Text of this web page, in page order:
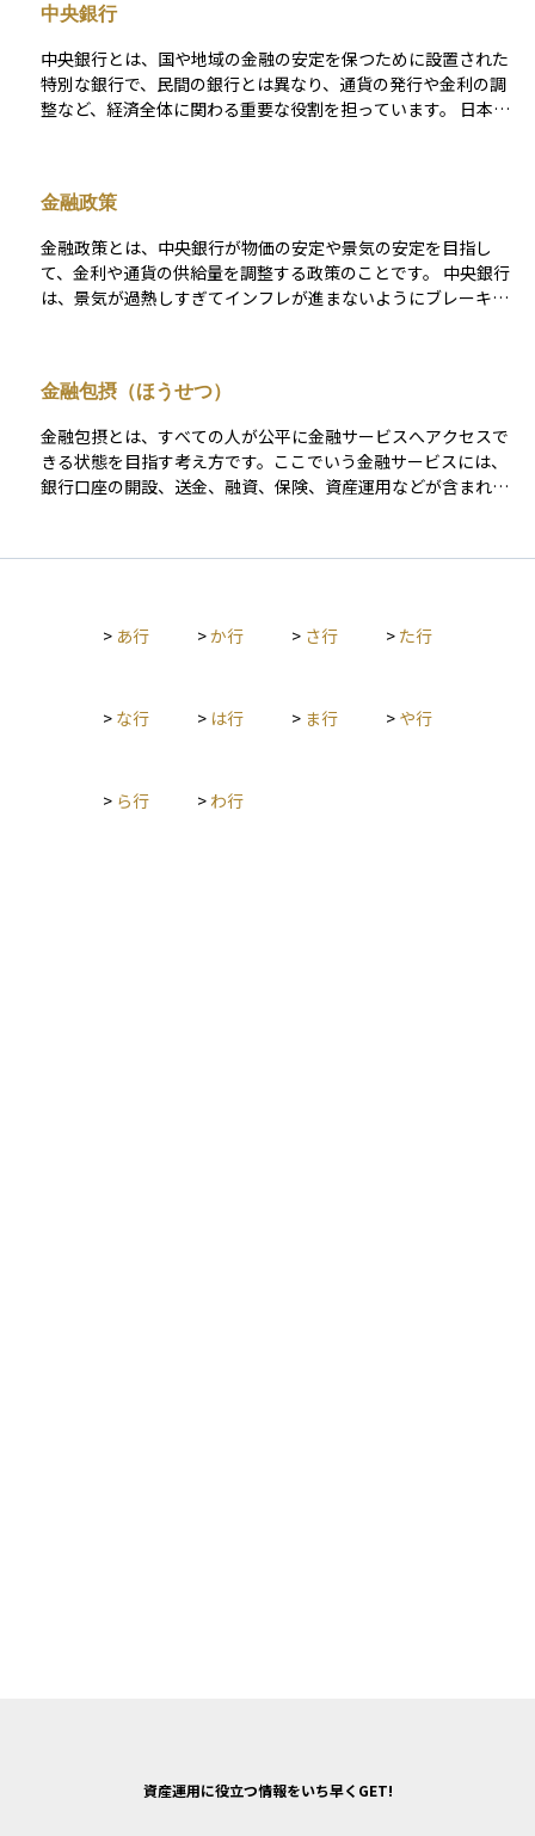
るトークンは法的に一定の規制下に置かれています。たとえ
ば、暗号資産交換業者には登録制が課され、ユーザー保護やマ
ネーロンダリング防止の観点からの監督も強化されています。
資産としての取り扱いについては、税務上は原則「雑所得」と
して扱われ、短期売買による利益も総合課税の対象となりま
資金移動のほか、価格変動を狙った投資対象としての側面が大
その一方で、価格の急激な変動、ハッキング、保管の難しさと
いったリスクも内在しており、法律・税務・セキュリティの観
点から十分な知識と準備が求められます。
中央銀行
中央銀行とは、国や地域の金融の安定を保つために設置された
特別な銀行で、民間の銀行とは異なり、通貨の発行や金利の調
整など、経済全体に関わる重要な役割を担っています。 日本で
も、中央銀行の発表する政策金利や金融緩和・引き締めの方針
は、株式市場や為替、債券の価格に大きな影響を与えるため、
その動向を注視することがとても重要です。
金融政策
金融政策とは、中央銀行が物価の安定や景気の安定を目指し
て、金利や通貨の供給量を調整する政策のことです。 中央銀行
は、景気が過熱しすぎてインフレが進まないようにブレーキを
の操作（利下げ・利上げ）：短期金利を上下させて、消費や投
資を刺激・抑制します。 - 公開市場操作：中央銀行が国債など
を売買することで、市場の資金量を調整します。 - 預金準備率
の変更：銀行が中央銀行に預ける準備金の割合を調整すること
で、貸し出し可能な資金量をコントロールします。 金融政策
において非常に重要なファクターであり、中央銀行の声明や会
合の結果には多くの投資家が注目しています。
金融包摂（ほうせつ）
金融包摂とは、すべての人が公平に金融サービスへアクセスで
きる状態を目指す考え方です。ここでいう金融サービスには、
銀行口座の開設、送金、融資、保険、資産運用などが含まれま
な金融サービスを使えないことは、生活の安定や経済的自立を
化を目指します。たとえば、スマートフォンを使ったモバイル
資産運用の世界でも、金融リテラシー向上や少額投資の促進な
> あ行 >か行 > さ行 > た行
> な行 > は行 > ま行 > や行
> ら行 > わ行
資産運用に役立つ情報をいち早くGET!